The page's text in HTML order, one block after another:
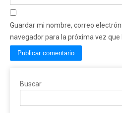
Guardar mi nombre, correo
navegador para la próxima vez que
Buscar